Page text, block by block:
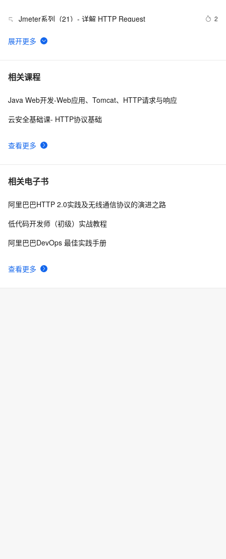
5 2
6
<!DOCTYPE html PUBLIC "-//W3C//DTD XHTML 1.0
"http://www.w3.org/TR/xhtml1/DTD/xhtml1-strict.dtd">
<html><head><meta http-equiv="Cont
7 前端常见的HTTP状态码
8 <!DOCTYPE html PUBLIC "-//W3C//DTD XHTML 1.0
"http://www.w3.org/TR/xhtml1/DTD/xhtml1-strict.dtd">
态
相关课程
查看更多
Java Web开发-Web应用、Tomcat、HTTP请求与响应
云安全基础课- HTTP协议基础
相关电子书
查看更多
阿里巴巴HTTP 2.0实践及无线通信协议的演进之路
低代码开发师（初级）实战教程
阿里巴巴DevOps 最佳实践手册